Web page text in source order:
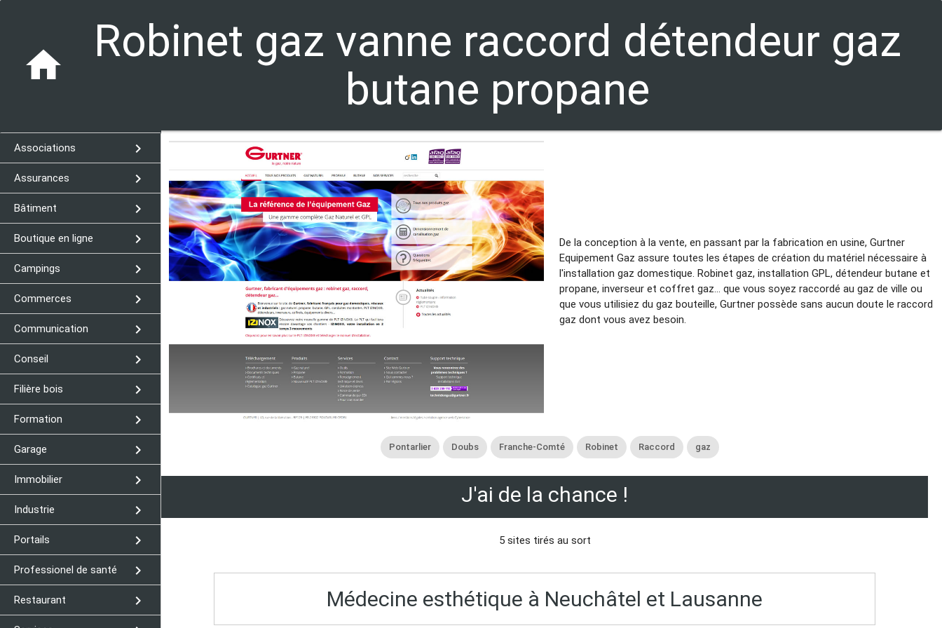
Robinet gaz vanne raccord détendeur gaz
butane propane
home
Associations navigate_next
Assurances navigate_next
Bâtiment navigate_next
Boutique en ligne navigate_next
Campings navigate_next
Commerces navigate_next
Communication navigate_next
Conseil navigate_next
Filière bois navigate_next
Formation navigate_next
Garage navigate_next
Immobilier navigate_next
Industrie navigate_next
Portails navigate_next
Professionel de santé navigate_next
Restaurant navigate_next
De la conception à la vente, en passant par la fabrication en usine, Gurtner
Equipement Gaz assure toutes les étapes de création du matériel nécessaire à
l'installation gaz domestique. Robinet gaz, installation GPL, détendeur butane et
propane, inverseur et coffret gaz… que vous soyez raccordé au gaz de ville ou
que vous utilisiez du gaz bouteille, Gurtner possède sans aucun doute le raccord
gaz dont vous avez besoin.
Pontarlier Doubs Franche-Comté Robinet Raccord gaz
J'ai de la chance !
5 sites tirés au sort
Médecine esthétique à Neuchâtel et Lausanne